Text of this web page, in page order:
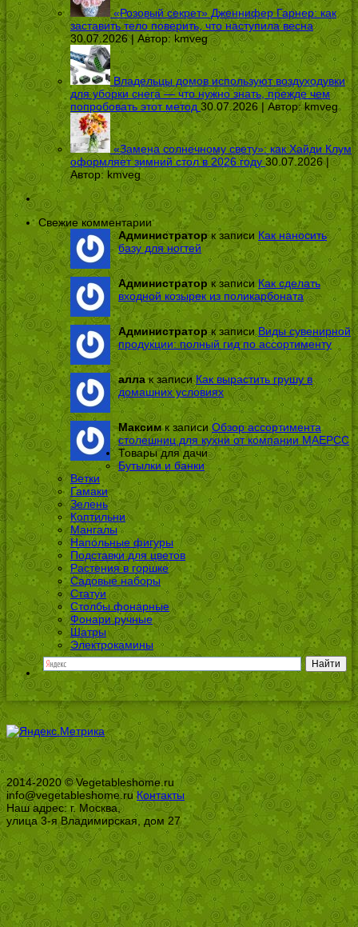
«Розовый секрет» Дженнифер Гарнер: как
заставить тело поверить, что наступила весна
30.07.2026 | Автор: kmveg
Владельцы домов используют воздуходувки
для уборки снега — что нужно знать, прежде чем
попробовать этот метод 30.07.2026 | Автор:kmveg
«Замена солнечному свету»: как Хайди Клум
оформляет зимний стол в 2026 году 30.07.2026 |
Автор: kmveg
Свежие комментарии
Администраторк записи Как наносить
базу для ногтей
Администратор к записиКак сделать
входной козырек из поликарбоната
Администраторк записиВиды сувенирной
продукции: полный гид по ассортименту
аллак записиКак вырастить грушу в
домашних условиях
Максимк записи Обзор ассортимента
столешниц для кухни от компании МАЕРСС
Товары для дачи
Бутылки и банки
Ветки
Гамаки
Зелень
Коптильни
Мангалы
Напольные фигуры
Подставки для цветов
Растения в горшке
Садовые наборы
Статуи
Столбы фонарные
Фонари ручные
Шатры
Электрокамины
2014-2020 © Vegetableshome.ru
info@vegetableshome.ruКонтакты
Наш адрес: г. Москва,
улица 3-я Владимирская, дом 27